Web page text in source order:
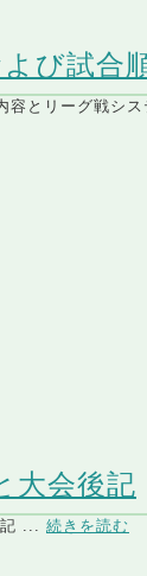
び試合
容とリーグ戦シ
大会後記
... 続きを読む